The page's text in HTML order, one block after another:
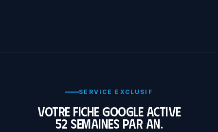
SERVICE EXCLUSIF
Votre fiche Google active
52 semaines par an.